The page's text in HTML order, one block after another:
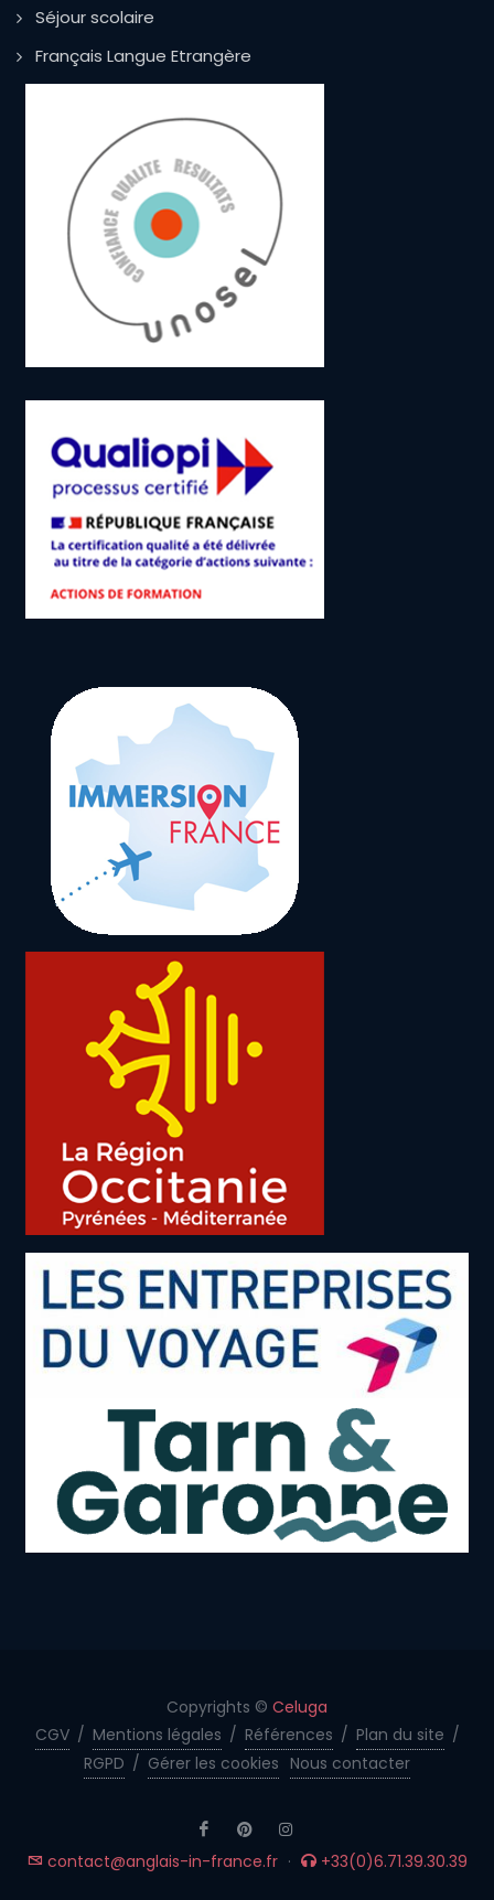
Séjour scolaire
Français Langue Etrangère
Copyrights © Celuga
CGV / Mentions légales / Références / Plan du site /
RGPD / Gérer les cookies Nous contacter
contact@anglais-in-france.fr · +33(0)6.71.39.30.39